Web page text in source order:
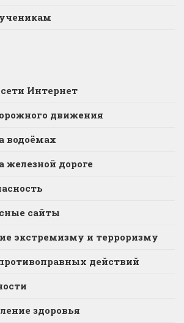
Интернет
движения
водоёмах
железной дороге
сайты
экстремизму и терроризму
действий
здоровья